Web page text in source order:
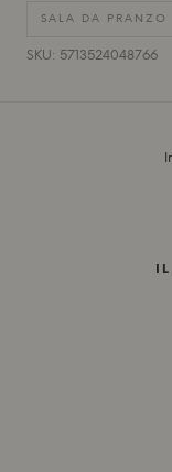
SALA DA PRANZO
SKU: 5713524048766